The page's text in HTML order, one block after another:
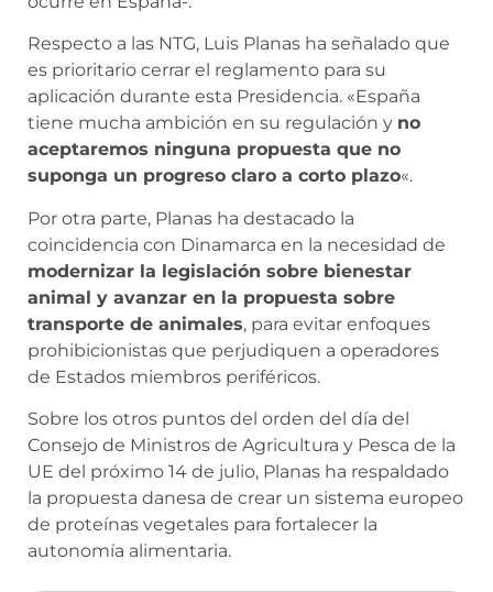
Respecto a las NTG, Luis Planas ha señalado que
es prioritario cerrar el reglamento para su
aplicación durante esta Presidencia. «España
tiene mucha ambición en su regulación y no
aceptaremos ninguna propuesta que no
suponga un progreso claro a corto plazo«.
Por otra parte, Planas ha destacado la
coincidencia con Dinamarca en la necesidad de
modernizar la legislación sobre bienestar
animal y avanzar en la propuesta sobre
transporte de animales, para evitar enfoques
prohibicionistas que perjudiquen a operadores
de Estados miembros periféricos.
Sobre los otros puntos del orden del día del
Consejo de Ministros de Agricultura y Pesca de la
UE del próximo 14 de julio, Planas ha respaldado
la propuesta danesa de crear un sistema europeo
de proteínas vegetales para fortalecer la
autonomía alimentaria.